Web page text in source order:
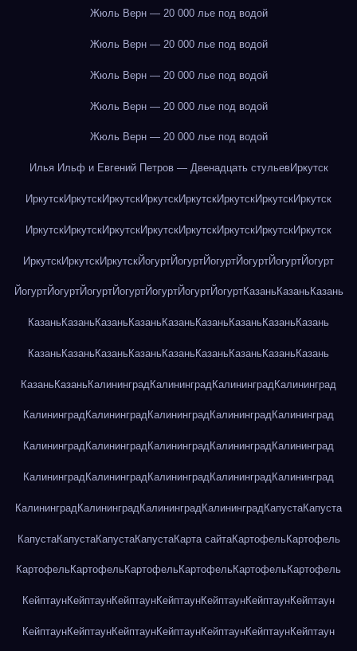
Жюль Верн — 20 000 лье под водой
Жюль Верн — 20 000 лье под водой
Жюль Верн — 20 000 лье под водой
Жюль Верн — 20 000 лье под водой
Жюль Верн — 20 000 лье под водой
Илья Ильф и Евгений Петров — Двенадцать стульевИркутск
ИркутскИркутскИркутскИркутскИркутскИркутскИркутскИркутск
ИркутскИркутскИркутскИркутскИркутскИркутскИркутскИркутск
ИркутскИркутскИркутскЙогуртЙогуртЙогуртЙогуртЙогуртЙогурт
ЙогуртЙогуртЙогуртЙогуртЙогуртЙогуртЙогуртКазаньКазаньКазань
КазаньКазаньКазаньКазаньКазаньКазаньКазаньКазаньКазань
КазаньКазаньКазаньКазаньКазаньКазаньКазаньКазаньКазань
КазаньКазаньКалининградКалининградКалининградКалининград
КалининградКалининградКалининградКалининградКалининград
КалининградКалининградКалининградКалининградКалининград
КалининградКалининградКалининградКалининградКалининград
Калининград Калининград Калининград Калининград КапустаКапуста
КапустаКапустаКапустаКапустаКарта сайтаКартофельКартофель
КартофельКартофельКартофельКартофельКартофельКартофель
КейптаунКейптаунКейптаунКейптаунКейптаунКейптаунКейптаун
КейптаунКейптаунКейптаунКейптаунКейптаунКейптаунКейптаун